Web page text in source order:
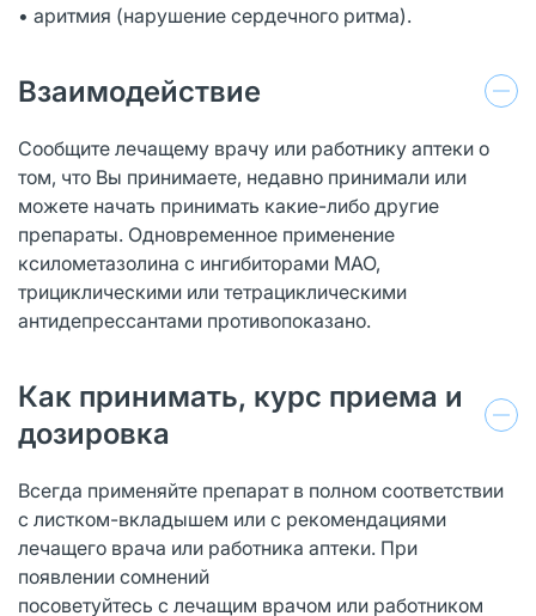
• аритмия (нарушение сердечного ритма).
Взаимодействие
Сообщите лечащему врачу или работнику аптеки о
том, что Вы принимаете, недавно принимали или
можете начать принимать какие-либо другие
препараты. Одновременное применение
ксилометазолина с ингибиторами МАО,
трициклическими или тетрациклическими
антидепрессантами противопоказано.
Как принимать, курс приема и
дозировка
Всегда применяйте препарат в полном соответствии
с листком-вкладышем или с рекомендациями
лечащего врача или работника аптеки. При
появлении сомнений
посоветуйтесь с лечащим врачом или работником